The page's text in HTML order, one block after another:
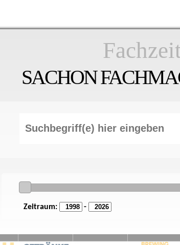
SACHON
Zeitraum: -